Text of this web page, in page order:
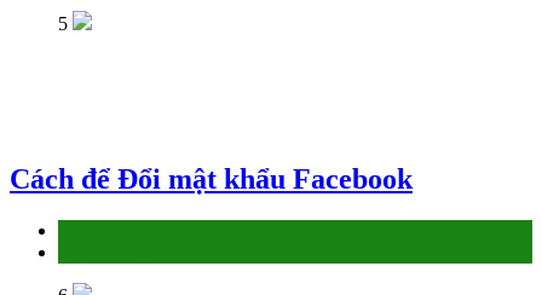
5
Cách để Đổi mật khẩu Facebook